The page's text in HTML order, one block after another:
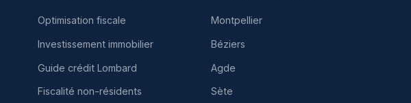
Optimisation fiscale
Investissement immobilier
Guide crédit Lombard
Fiscalité non-résidents
Montpellier
Béziers
Agde
Sète